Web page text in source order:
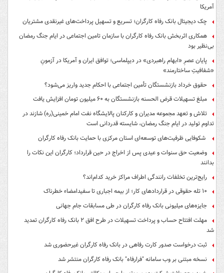
آمریکا
چک دیجیتال بانک رفاه کارگران؛ تسریع و تسهیل پرداخت‌های غیرنقدی مشتریان
همکاری اثربخش بانک رفاه کارگران با سازمان تامین اجتماعی در ایام جنگ رمضان
بی‌نظیر بود
پایان عصرِ «ابهام راهبردی» در دیپلماسی؛ توافق ایران و آمریکا در آزمونِ
«شفافیتِ ساختارمند»
حقوق خرداد بازنشستگان تأمین اجتماعی با احکام جدید واریز می‌شود؟
مبلغ تسهیلات قرض الحسنه بازنشستگان به ۶۰ میلیون تومان افزایش یافت
تلاش و تعهد مجموعه مدیران و کارکنان پالایشگاه نفت امام خمینی(ره) شازند در
تداوم تولید در ایام جنگ رمضان، شایسته قدردانی است
شکوفایی ظرفیت‌های توسعه‌ای استان مرکزی با حمایت بانک رفاه کارگران
وضعیت حق سنوات و عیدی پس از اخراج در حین قرارداد؛ کارگران این نکات را
بدانند
رایج‌ترین تخلفات رانندگی اطراف مراکز خرید کدام‌اند؟
۱۰ تله حقوقی در قراردادهای کار؛ از بیمه اجباری تا سفیدامضاء خطرناک
جایزه‌های میلیونی بانک رفاه کارگران در طی مسابقات جام جهانی
مهلت افتتاح حساب و پرداخت تسهیلات در طرح افق ۲ بانک رفاه کارگران تمدید
شد
ثبت درخواست صدور کارت رفاهی در بانک رفاه کارگران غیرحضوری شد
نسخه مبتنی بر وب سامانه "فرارفاه" بانک رفاه کارگران منتشر شد